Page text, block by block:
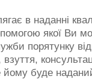
в наданні
якої
порятунку
буде